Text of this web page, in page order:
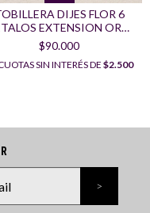
DIJES FLOR 6
EXTENSION ORO
LAMINADO 18K
$90.000
SIN INTERÉS DE $2.500